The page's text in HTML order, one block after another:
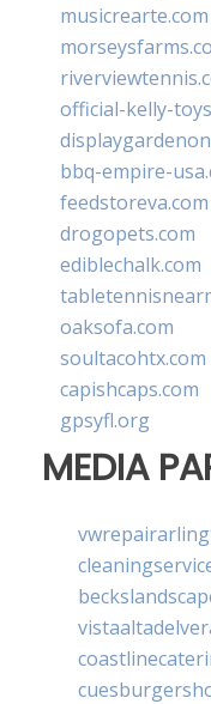
musicrearte.com
official-kelly-
bbq-empire-
feedstoreva.com
drogopets.com
ediblechalk.com
oaksofa.com
soultacohtx.com
capishcaps.com
gpsyfl.org
MEDIA